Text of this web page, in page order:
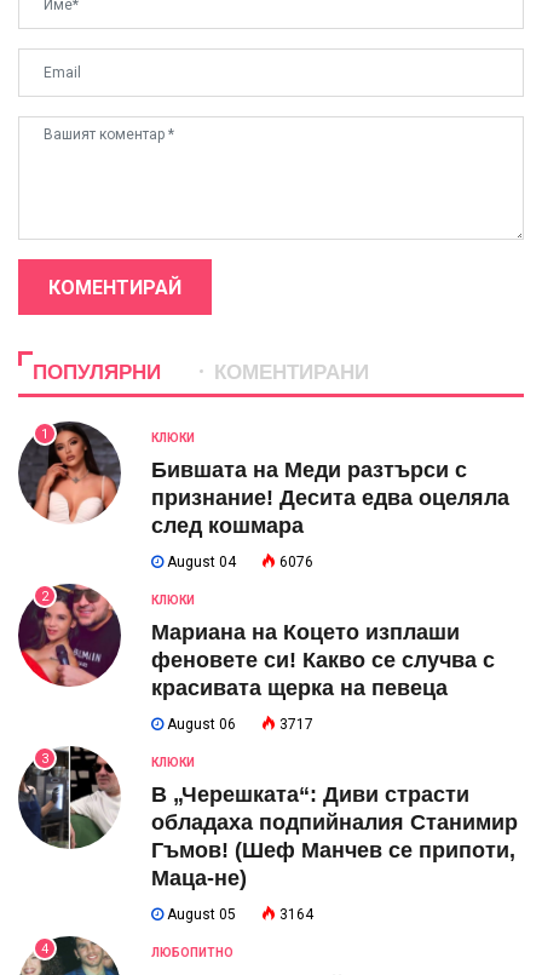
КОМЕНТИРАЙ
ПОПУЛЯРНИ КОМЕНТИРАНИ
1 КЛЮКИ
Бившата на Меди разтърси с
признание! Десита едва оцеляла
след кошмара
August 04 6076
2 КЛЮКИ
Мариана на Коцето изплаши
феновете си! Какво се случва с
красивата щерка на певеца
August 06 3717
3 КЛЮКИ
В „Черешката“: Диви страсти
обладаха подпийналия Станимир
Гъмов! (Шеф Манчев се припоти,
Маца-не)
August 05 3164
4 ЛЮБОПИТНО